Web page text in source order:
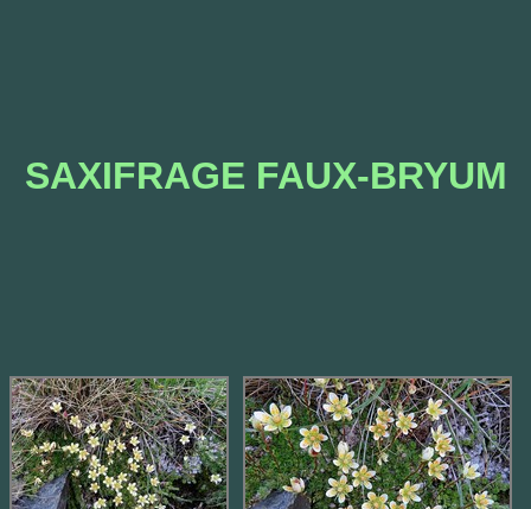
SAXIFRAGE FAUX-BRYUM